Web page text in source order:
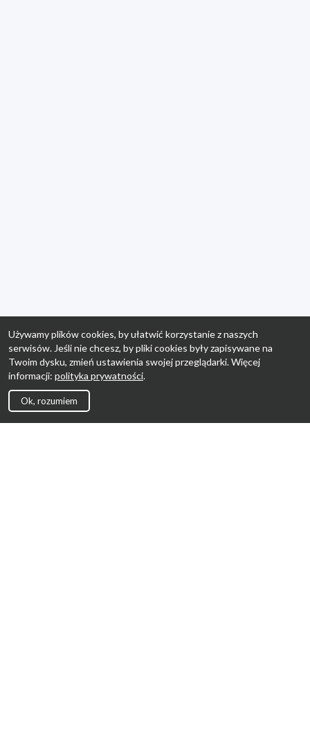
Używamy plików cookies, by ułatwić korzystanie z naszych
serwisów. Jeśli nie chcesz, by pliki cookies były zapisywane na
Twoim dysku, zmień ustawienia swojej przeglądarki. Więcej
informacji: polityka prywatności.
Ok, rozumiem